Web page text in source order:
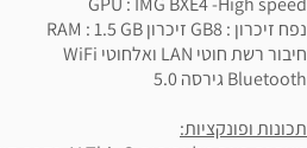
נפח זיכרון : GB8 זיכרון RAM : 1.5 GB
חיבור רשת חוטי LAN ואלחוטי WiFi
Bluetooth גירסה 5.0
תכונות ופונקציות: